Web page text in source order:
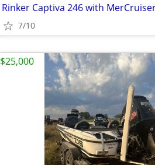
7/10
$25,000